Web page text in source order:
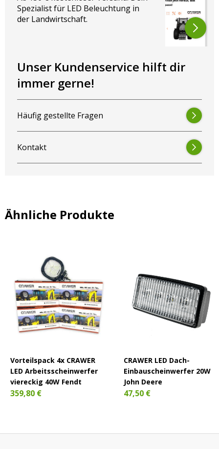
Zum Sparpaket: 4er-Paket,6er-Paket , 8er-Paket
schnell weiter. Oder wirf einen Blick in unseren LED-
Guide: Dort findest Du auf einen Blick die passenden
Spezialist für LED Beleuchtung in
der Landwirtschaft.
Unser Kundenservice hilft dir
immer gerne!
Häufig gestellte Fragen
Kontakt
Ähnliche Produkte
Vorteilspack 4x CRAWER
LED Arbeitsscheinwerfer
viereckig 40W Fendt
359,80 €
CRAWER LED Dach-
Einbauscheinwerfer 20W
John Deere
47,50 €